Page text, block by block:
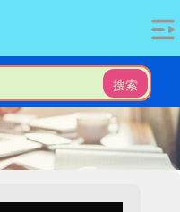
搜索